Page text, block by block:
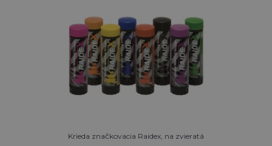
Krieda značkovacia Raidex, na zvieratá